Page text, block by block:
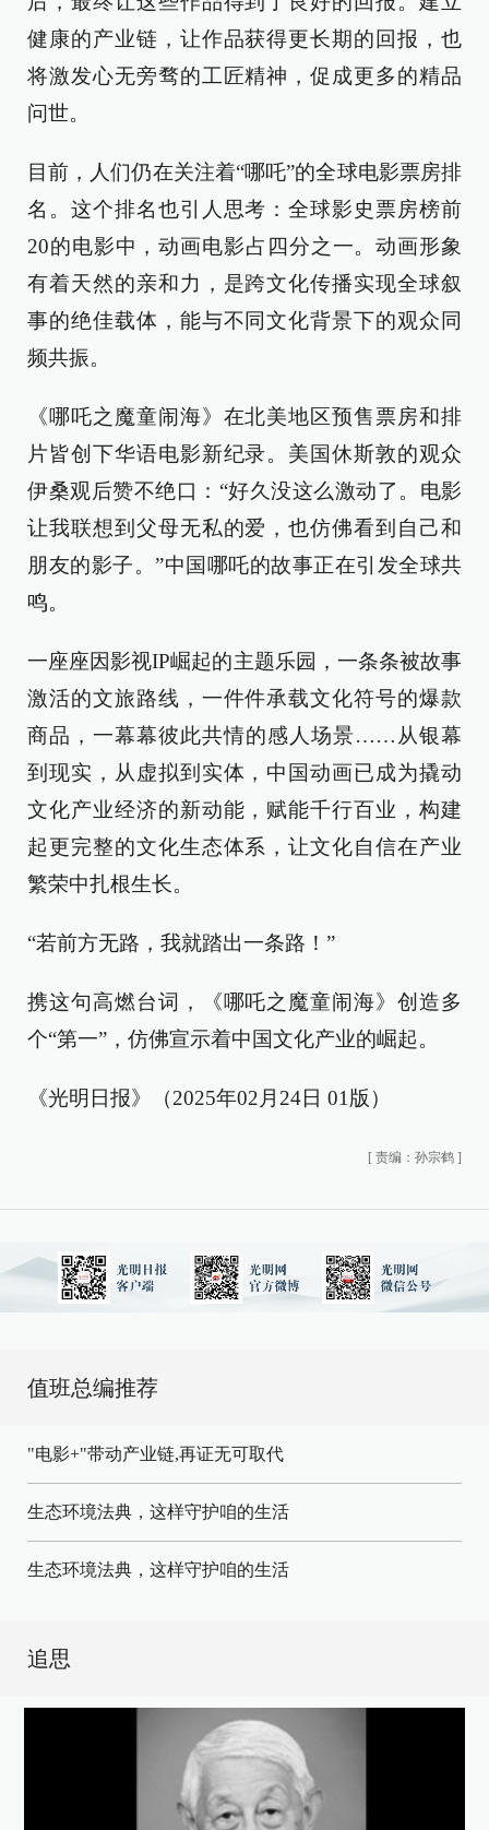
健康的产业链，让作品获得更长期的回报，也
将激发心无旁骛的工匠精神，促成更多的精品
问世。
目前，人们仍在关注着“哪吒”的全球电影票房排
名。这个排名也引人思考：全球影史票房榜前
20的电影中，动画电影占四分之一。动画形象
有着天然的亲和力，是跨文化传播实现全球叙
事的绝佳载体，能与不同文化背景下的观众同
频共振。
《哪吒之魔童闹海》在北美地区预售票房和排
片皆创下华语电影新纪录。美国休斯敦的观众
伊桑观后赞不绝口：“好久没这么激动了。电影
让我联想到父母无私的爱，也仿佛看到自己和
朋友的影子。”中国哪吒的故事正在引发全球共
鸣。
一座座因影视IP崛起的主题乐园，一条条被故事
激活的文旅路线，一件件承载文化符号的爆款
商品，一幕幕彼此共情的感人场景……从银幕
到现实，从虚拟到实体，中国动画已成为撬动
文化产业经济的新动能，赋能千行百业，构建
起更完整的文化生态体系，让文化自信在产业
繁荣中扎根生长。
“若前方无路，我就踏出一条路！”
携这句高燃台词，《哪吒之魔童闹海》创造多
个“第一”，仿佛宣示着中国文化产业的崛起。
《光明日报》（2025年02月24日 01版）
[ 责编：孙宗鹤 ]
值班总编推荐
"电影+"带动产业链,再证无可取代
生态环境法典，这样守护咱的生活
生态环境法典，这样守护咱的生活
追思